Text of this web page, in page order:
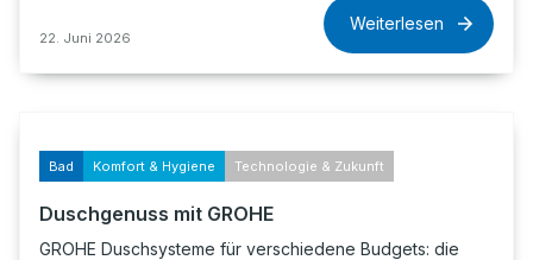
22. Juni 2026
Weiterlesen
Bad Komfort & Hygiene Technologie & Zukunft
Duschgenuss mit GROHE
GROHE Duschsysteme für verschiedene Budgets: die